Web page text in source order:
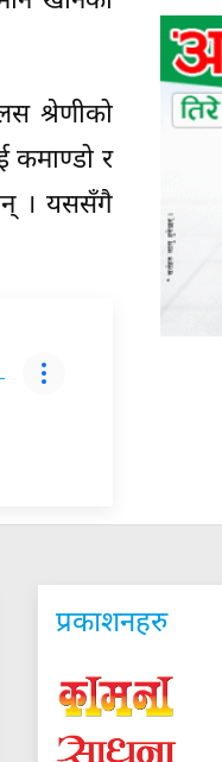
श्रेणीको
कमाण्डो र
। यससँगै
प्रकाशनहरु